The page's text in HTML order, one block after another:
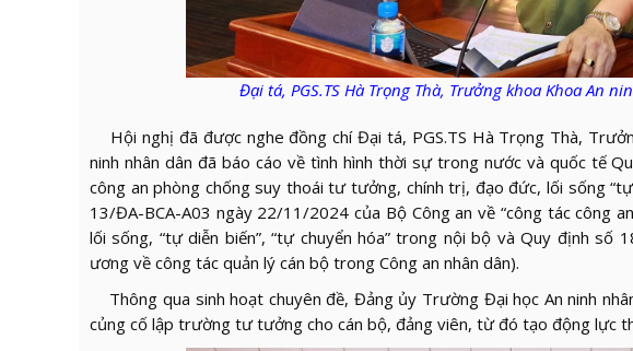
Đại tá, PGS.TS Hà Trọng Thà, Trưởng khoa Khoa An
Hội nghị đã được nghe đồng chí Đại tá, PGS.TS Hà Trọng Thà,
ninh nhân dân đã báo cáo về tình hình thời sự trong nước và quốc tế
công an phòng chống suy thoái tư tưởng, chính trị, đạo đức, lối sống
13/ĐA-BCA-A03 ngày 22/11/2024 của Bộ Công an về “công tác công
lối sống, “tự diễn biến”, “tự chuyển hóa” trong nội bộ và Quy định
ương về công tác quản lý cán bộ trong Công an nhân dân).
Thông qua sinh hoạt chuyên đề, Đảng ủy Trường Đại học An ninh
củng cố lập trường tư tưởng cho cán bộ, đảng viên, từ đó tạo động lực